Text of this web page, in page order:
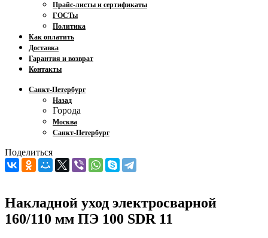
Прайс-листы и сертификаты
ГОСТы
Политика
Как оплатить
Доставка
Гарантия и возврат
Контакты
Санкт-Петербург
Назад
Города
Москва
Санкт-Петербург
Поделиться
Накладной уход электросварной
160/110 мм ПЭ 100 SDR 11